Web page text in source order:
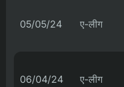
05/05/24 ए-लीग
06/04/24 ए-लीग